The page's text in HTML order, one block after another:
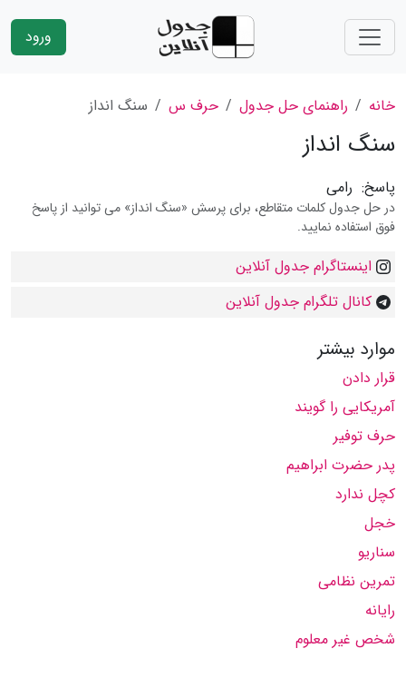
ورود
خانه راهنمای حل جدول حرف س سنگ انداز
سنگ انداز
پاسخ: رامی
در حل جدول کلمات متقاطع، برای پرسش «سنگ انداز» می توانید از پاسخ
فوق استفاده نمایید.
اینستاگرام جدول آنلاین
کانال تلگرام جدول آنلاین
موارد بیشتر
قرار دادن
آمریکایی را گویند
حرف توفیر
پدر حضرت ابراهیم
کچل ندارد
خجل
سناریو
تمرین نظامی
رایانه
شخص غیر معلوم